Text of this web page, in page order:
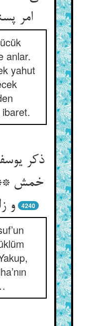
امر
anlar.
yahut
ذکر
خمش **
و
4240